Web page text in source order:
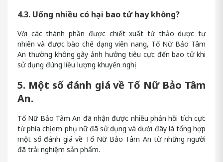
4.3. Uống nhiều có hại bao tử hay không?
Với các thành phần được chiết xuất từ thảo dược tự
nhiên và được bào chế dạng viên nang, Tố Nữ Bảo Tâm
An thường không gây ảnh hưởng tiêu cực đến bao tử khi
sử dụng đúng liều lượng khuyến nghị.
5. Một số đánh giá về Tố Nữ Bảo Tâm
An.
Tố Nữ Bảo Tâm An đã nhận được nhiều phản hồi tích cực
từ phía chị em phụ nữ đã sử dụng và dưới đây là tổng hợp
một số đánh giá về Tố Nữ Bảo Tâm An từ những người
đã trải nghiệm sản phẩm.